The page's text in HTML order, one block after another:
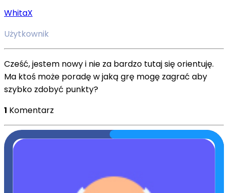
WhitaX
Użytkownik
Cześć, jestem nowy i nie za bardzo tutaj się orientuję.
Ma ktoś może poradę w jaką grę mogę zagrać aby
szybko zdobyć punkty?
1 Komentarz